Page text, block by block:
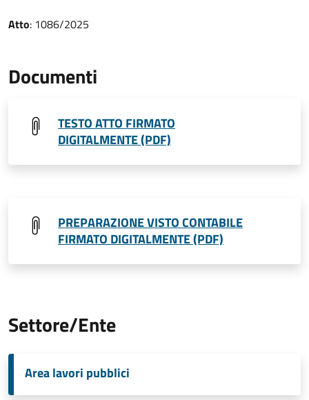
Atto: 1086/2025
Documenti
TESTO ATTO FIRMATO
DIGITALMENTE (PDF)
PREPARAZIONE VISTO CONTABILE
FIRMATO DIGITALMENTE (PDF)
Settore/Ente
Area lavori pubblici